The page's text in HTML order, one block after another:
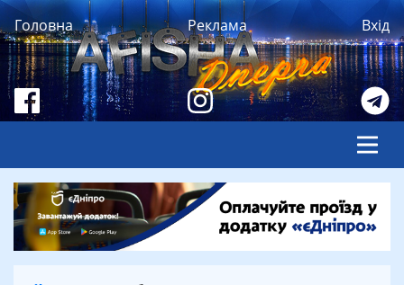
Головна Реклама Вхід